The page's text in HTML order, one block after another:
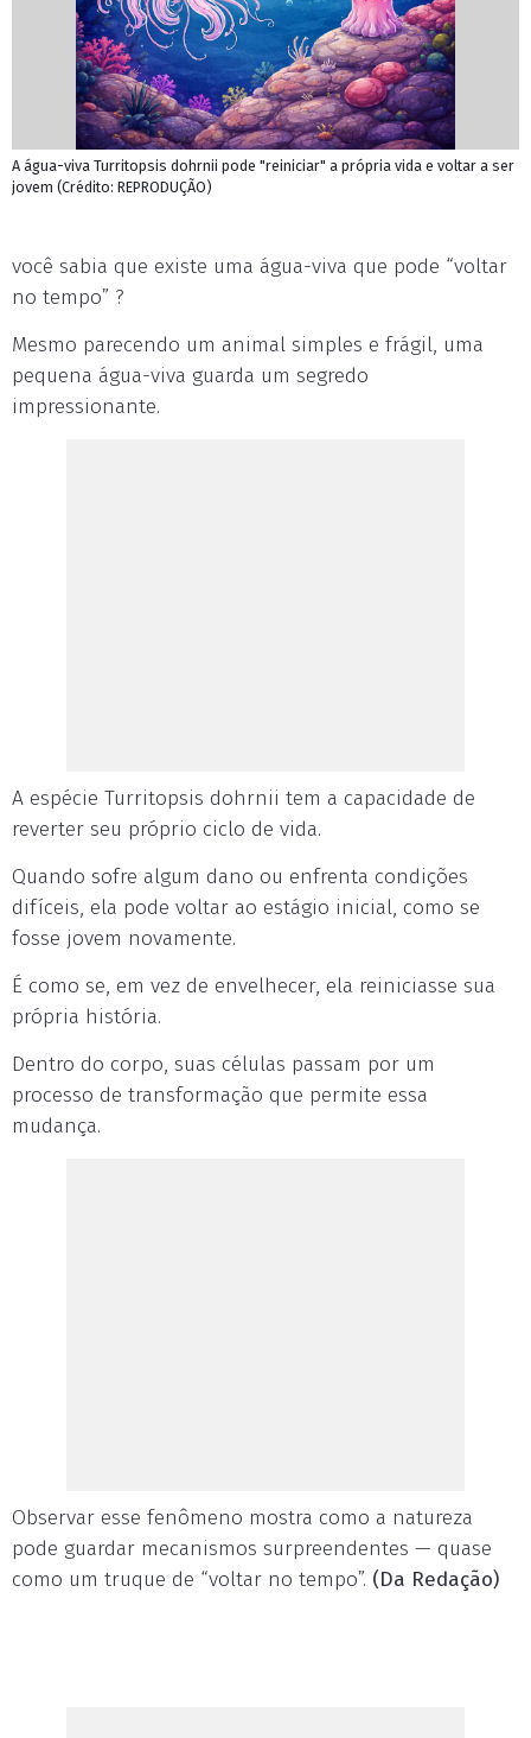
A água-viva Turritopsis dohrnii pode "reiniciar" a própria vida e voltar a ser
jovem (Crédito: REPRODUÇÃO)
você sabia que existe uma água-viva que pode “voltar
no tempo” ?
Mesmo parecendo um animal simples e frágil, uma
pequena água-viva guarda um segredo
impressionante.
A espécie Turritopsis dohrnii tem a capacidade de
reverter seu próprio ciclo de vida.
Quando sofre algum dano ou enfrenta condições
difíceis, ela pode voltar ao estágio inicial, como se
fosse jovem novamente.
É como se, em vez de envelhecer, ela reiniciasse sua
própria história.
Dentro do corpo, suas células passam por um
processo de transformação que permite essa
mudança.
Observar esse fenômeno mostra como a natureza
pode guardar mecanismos surpreendentes — quase
como um truque de “voltar no tempo”. (Da Redação)